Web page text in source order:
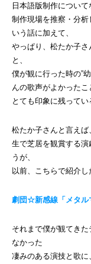
日本語版制作について
制作現場を推察・分
いう話に加えて、
やっぱり、松たか子
と、
僕が観に行った時の”
んの歌声がよかったこ
とても印象に残ってい
松たか子さんと言えば
生で芝居を観賞する
うが、
以前、こちらで紹介し
劇団☆新感線「メタル
それまで僕が観てき
なかった
凄みのある演技と歌